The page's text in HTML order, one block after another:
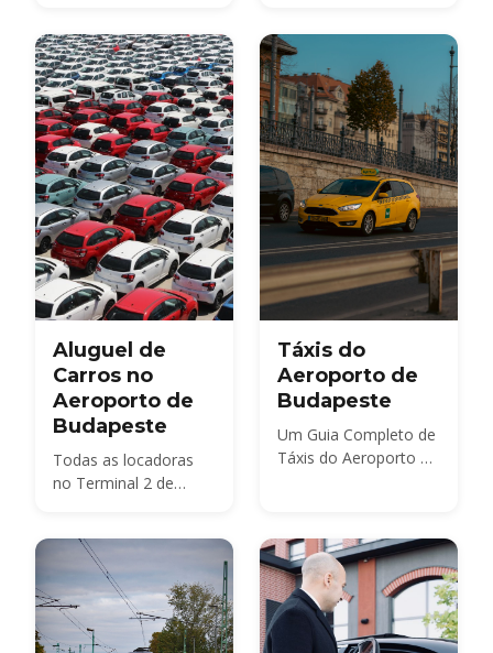
Shuttles BUD
Aluguel de
Carros no
Aeroporto de
Budapeste
Todas as locadoras
no Terminal 2 de
documentos e
depósito necessários,
seguro e o adesivo de
rodovia húngaro —
além de se vale a
Táxis do
Aeroporto de
Budapeste
Um Guia Completo de
Táxis do Aeroporto de